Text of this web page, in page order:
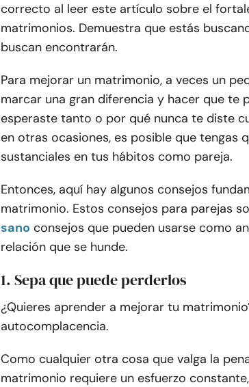
correcto al leer este artículo sobre el
matrimonios. Demuestra que estás
buscan encontrarán.
Para mejorar un matrimonio, a veces un
marcar una gran diferencia y hacer que te
esperaste tanto o por qué nunca te diste
en otras ocasiones, es posible que tengas
sustanciales en tus hábitos como pareja.
Entonces, aquí hay algunos consejos
matrimonio. Estos consejos para parejas
sano consejos que pueden usarse como
relación que se hunde.
1. Sepa que puede perderlos
¿Quieres aprender a mejorar tu
autocomplacencia.
Como cualquier otra cosa que valga la
matrimonio requiere un esfuerzo